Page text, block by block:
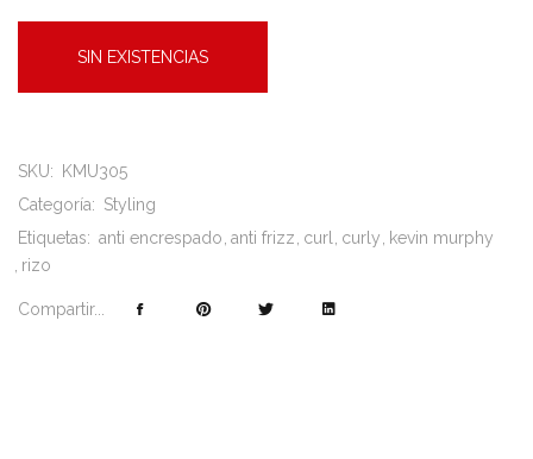
SIN EXISTENCIAS
SKU:
KMU305
Categoría: Styling
Etiquetas: anti encrespado anti frizz curl curly
kevin murphy
rizo
Compartir...